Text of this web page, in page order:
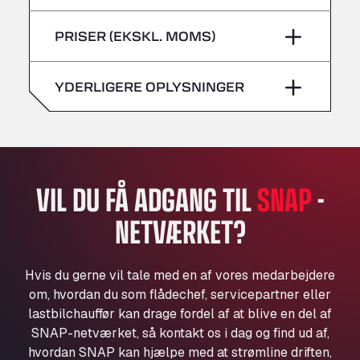
All 4 Trucks
Klaverbladstaat 21, 3560
American Truck Wash
Av. des Etats-Unis 90, 6041
Aut. A4 Salida 288 Pol. Ind. del Guadiel, 23210
AP7 Salida 2, C/ Bassegoda, 4, 17700
Andamur Pamplona
A-15 Salida Imarcoain, 31119
Andamur San Roman II
Aut A1 Exit 385, 01207
Anglia Motel
Washway Road, PE12 8LT
Anpol Sp. z o.o.
Ul. Torunska 147, 85884
lørdag –
lørdag –
PRISER (EKSKL. MOMS)
YDERLIGERE OPLYSNINGER
VIL DU FÅ ADGANG TILSNAP-
NETVÆRKET?
Hvis du gerne vil tale med en af vores medarbejdere
om, hvordan du som flådechef, servicepartner eller
lastbilchauffør kan drage fordel af at blive en del af
SNAP-netværket, så kontakt os i dag og find ud af,
hvordan SNAP kan hjælpe med at strømline driften,